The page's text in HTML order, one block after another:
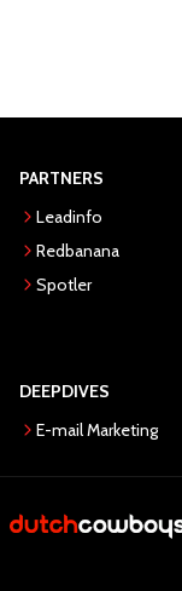
PARTNERS
Leadinfo
Redbanana
Spotler
DEEPDIVES
E-mail Marketing